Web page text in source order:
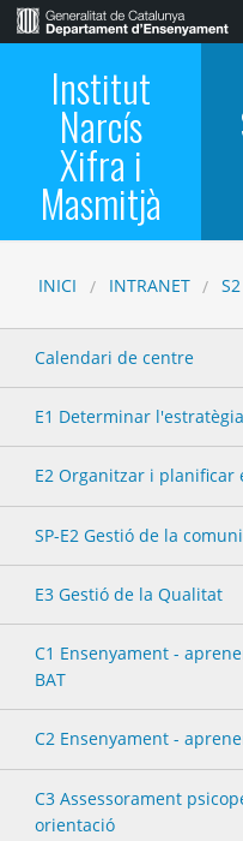
Institut
Narcís
Xifra i
Masmitjà
INICI INTRANET
Calendari de centre
E1 Determinar l'estratègia
E2 Organitzar i planificar
SP-E2 Gestió de la
E3 Gestió de la Qualitat
C1 Ensenyament -
BAT
C2 Ensenyament -
C3 Assessorament
orientació